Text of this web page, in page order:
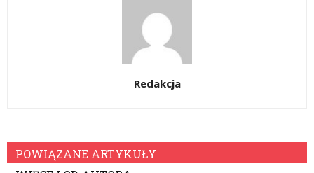
Redakcja
POWIĄZANE ARTYKUŁY